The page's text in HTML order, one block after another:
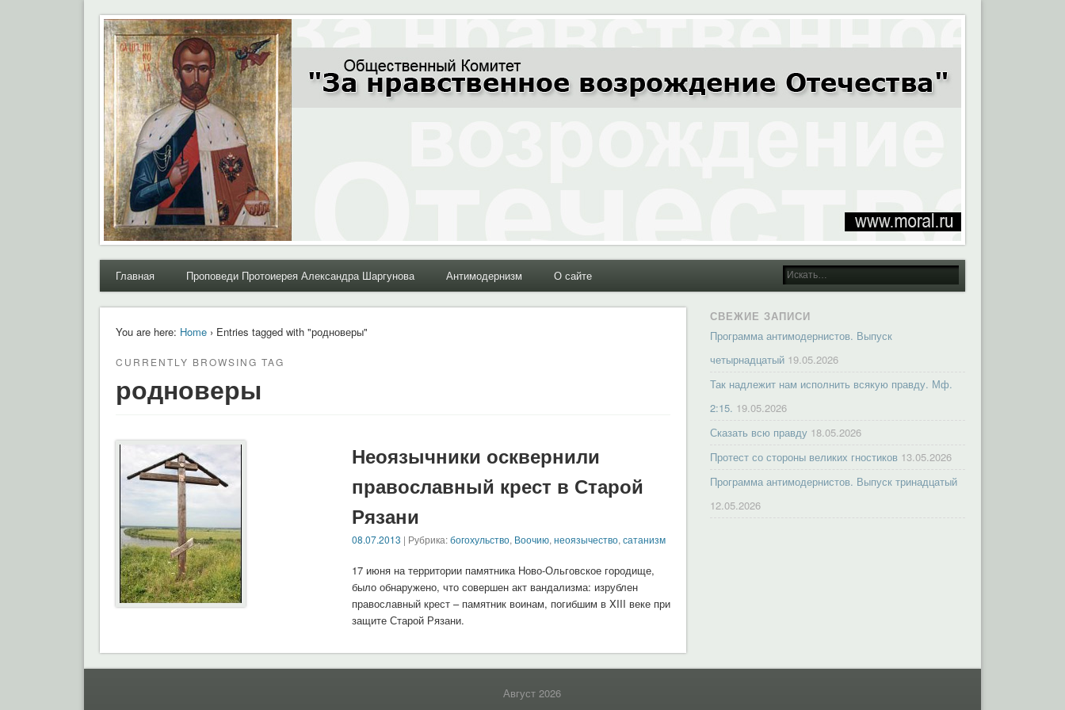
Moral.Ru
Общественный Комитет "За нравственное возрождение Отечества"
Главная Проповеди Протоиерея Александра Шаргунова Антимодернизм О сайте
You are here: Home› Entries tagged with "родноверы"
CURRENTLY BROWSING TAG
родноверы
Неоязычники осквернили
православный крест в Старой
Рязани
08.07.2013 | Рубрика:богохульство, Воочию, неоязычество, сатанизм
17 июня на территории памятника Ново-Ольговское городище,
было обнаружено, что совершен акт вандализма: изрублен
православный крест – памятник воинам, погибшим в XIII веке при
защите Старой Рязани.
СВЕЖИЕ ЗАПИСИ
Программа антимодернистов. Выпуск
четырнадцатый 19.05.2026
Так надлежит нам исполнить всякую правду. Мф.
2:15. 19.05.2026
Сказать всю правду 18.05.2026
Протест со стороны великих гностиков 13.05.2026
Программа антимодернистов. Выпуск тринадцатый
12.05.2026
Август 2026